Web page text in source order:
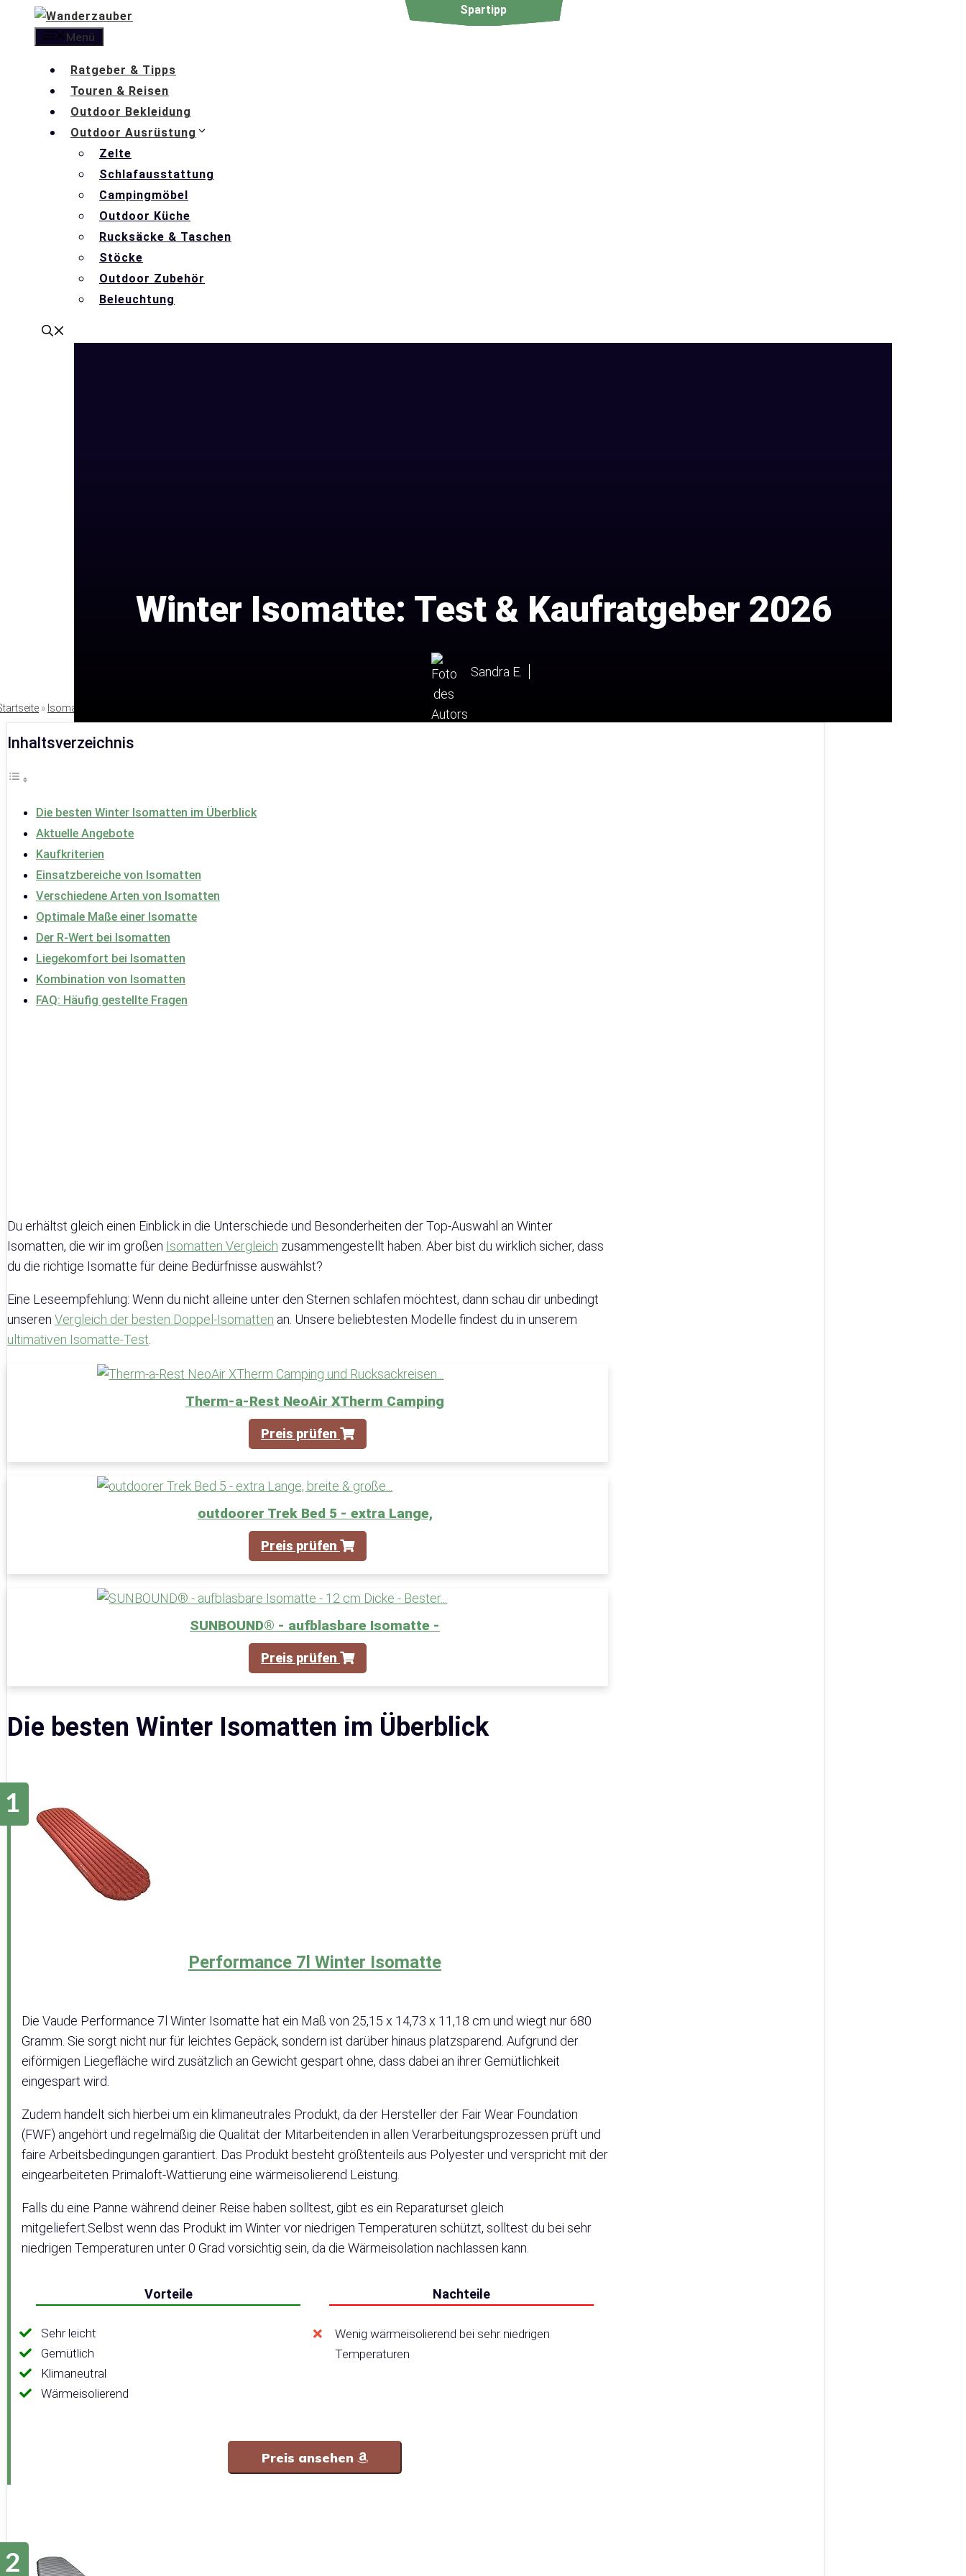
Menü
Ratgeber & Tipps
Touren & Reisen
Outdoor Bekleidung
Outdoor Ausrüstung
Zelte
Schlafausstattung
Campingmöbel
Outdoor Küche
Rucksäcke & Taschen
Stöcke
Outdoor Zubehör
Beleuchtung
Winter Isomatte: Test & Kaufratgeber 2026
Sandra E.
» Isomatten
Inhaltsverzeichnis
Die besten Winter Isomatten im Überblick
Aktuelle Angebote
Kaufkriterien
Einsatzbereiche von Isomatten
Verschiedene Arten von Isomatten
Optimale Maße einer Isomatte
Der R-Wert bei Isomatten
Liegekomfort bei Isomatten
Kombination von Isomatten
FAQ: Häufig gestellte Fragen
Du erhältst gleich einen Einblick in die Unterschiede und Besonderheiten der Top-Auswahl an Winter
Isomatten, die wir im großen Isomatten Vergleich zusammengestellt haben. Aber bist du wirklich sicher, dass
du die richtige Isomatte für deine Bedürfnisse auswählst?
Eine Leseempfehlung: Wenn du nicht alleine unter den Sternen schlafen möchtest, dann schau dir unbedingt
unseren Vergleich der besten Doppel-Isomatten an. Unsere beliebtesten Modelle findest du in unserem
ultimativen Isomatte-Test
Therm-a-Rest NeoAir XTherm Camping
Preis prüfen
outdoorer Trek Bed 5 - extra Lange,
Preis prüfen
SUNBOUND® - aufblasbare Isomatte -
Preis prüfen
Die besten Winter Isomatten im Überblick
Performance 7l Winter Isomatte
Die ‎Vaude Performance 7l Winter Isomatte hat ein Maß von 25,15 x 14,73 x 11,18 cm und wiegt nur 680
Gramm. Sie sorgt nicht nur für leichtes Gepäck, sondern ist darüber hinaus platzsparend. Aufgrund der
eiförmigen Liegefläche wird zusätzlich an Gewicht gespart ohne, dass dabei an ihrer Gemütlichkeit
eingespart wird.
Zudem handelt sich hierbei um ein klimaneutrales Produkt, da der Hersteller der Fair Wear Foundation
(FWF) angehört und regelmäßig die Qualität der Mitarbeitenden in allen Verarbeitungsprozessen prüft und
faire Arbeitsbedingungen garantiert. Das Produkt besteht größtenteils aus Polyester und verspricht mit der
eingearbeiteten Primaloft-Wattierung eine wärmeisolierend Leistung.
Falls du eine Panne während deiner Reise haben solltest, gibt es ein Reparaturset gleich
mitgeliefert.Selbst wenn das Produkt im Winter vor niedrigen Temperaturen schützt, solltest du bei sehr
niedrigen Temperaturen unter 0 Grad vorsichtig sein, da die Wärmeisolation nachlassen kann.
Vorteile
Sehr leicht
Gemütlich
Klimaneutral
Wärmeisolierend
Nachteile
Wenig wärmeisolierend bei sehr niedrigen
Temperaturen
Preis ansehen